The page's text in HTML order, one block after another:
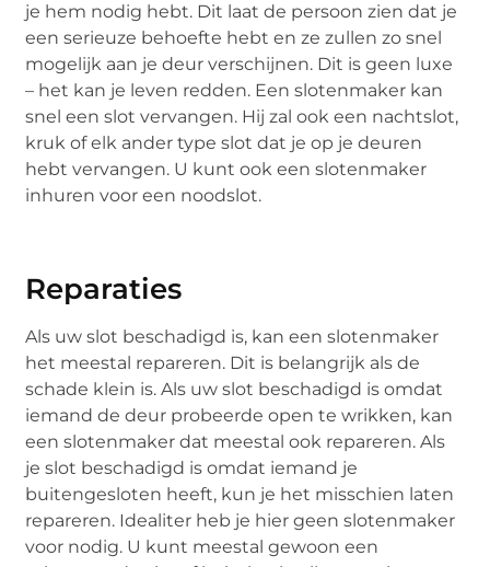
je hem nodig hebt. Dit laat de persoon zien dat je
een serieuze behoefte hebt en ze zullen zo snel
mogelijk aan je deur verschijnen. Dit is geen luxe
– het kan je leven redden. Een slotenmaker kan
snel een slot vervangen. Hij zal ook een nachtslot,
kruk of elk ander type slot dat je op je deuren
hebt vervangen. U kunt ook een slotenmaker
inhuren voor een noodslot.
Reparaties
Als uw slot beschadigd is, kan een slotenmaker
het meestal repareren. Dit is belangrijk als de
schade klein is. Als uw slot beschadigd is omdat
iemand de deur probeerde open te wrikken, kan
een slotenmaker dat meestal ook repareren. Als
je slot beschadigd is omdat iemand je
buitengesloten heeft, kun je het misschien laten
repareren. Idealiter heb je hier geen slotenmaker
voor nodig. U kunt meestal gewoon een